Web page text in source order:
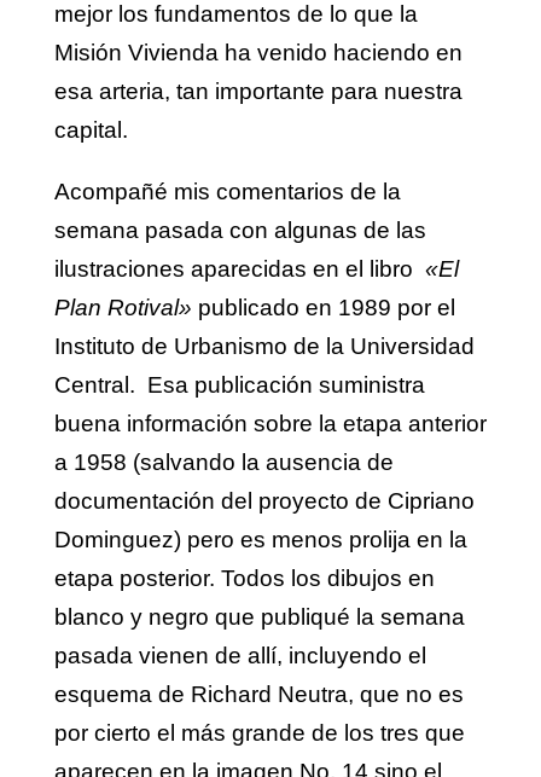
mejor los fundamentos de lo que la
Misión Vivienda ha venido haciendo en
esa arteria, tan importante para nuestra
capital.
Acompañé mis comentarios de la
semana pasada con algunas de las
ilustraciones aparecidas en el libro «El
Plan Rotival» publicado en 1989 por el
Instituto de Urbanismo de la Universidad
Central. Esa publicación suministra
buena información sobre la etapa anterior
a 1958 (salvando la ausencia de
documentación del proyecto de Cipriano
Dominguez) pero es menos prolija en la
etapa posterior. Todos los dibujos en
blanco y negro que publiqué la semana
pasada vienen de allí, incluyendo el
esquema de Richard Neutra, que no es
por cierto el más grande de los tres que